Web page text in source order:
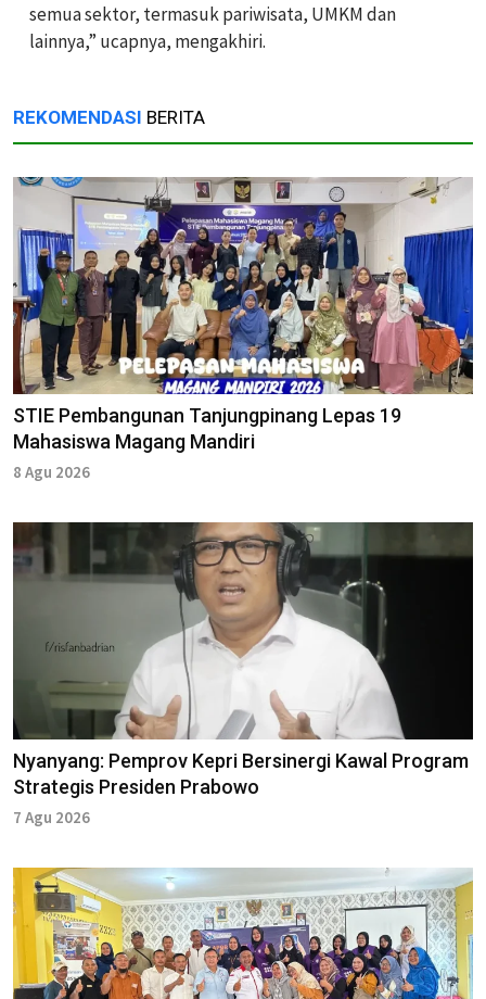
semua sektor, termasuk pariwisata, UMKM dan
lainnya,” ucapnya, mengakhiri.
REKOMENDASI BERITA
STIE Pembangunan Tanjungpinang Lepas 19
Mahasiswa Magang Mandiri
8 Agu 2026
Nyanyang: Pemprov Kepri Bersinergi Kawal Program
Strategis Presiden Prabowo
7 Agu 2026